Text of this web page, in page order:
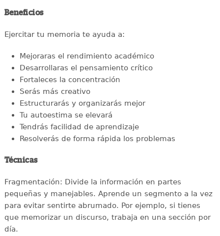
Beneficios
Ejercitar tu memoria te ayuda a:
Mejoraras el rendimiento académico
Desarrollaras el pensamiento crítico
Fortaleces la concentración
Serás más creativo
Estructurarás y organizarás mejor
Tu autoestima se elevará
Tendrás facilidad de aprendizaje
Resolverás de forma rápida los problemas
Técnicas
Fragmentación: Divide la información en partes
pequeñas y manejables. Aprende un segmento a la vez
para evitar sentirte abrumado. Por ejemplo, si tienes
que memorizar un discurso, trabaja en una sección por
día.